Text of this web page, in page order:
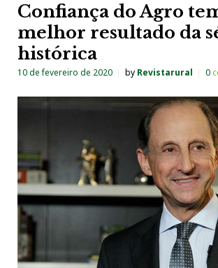
Confiança do Agro
melhor resultado da
histórica
10 de fevereiro de 2020 by Revistarural 0